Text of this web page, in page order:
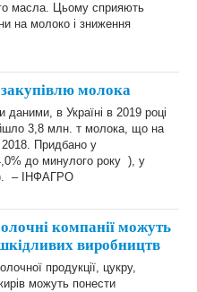
масла. Цьому сприяють
на молоко і зниження
молока
даними, в Україні в 2019 році
3,8 млн. т молока, що на
Придбано у
до минулого року ), у
– ІНФАГРО
компанії можуть
виробництв
продукції, цукру,
можуть понести